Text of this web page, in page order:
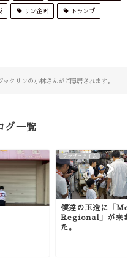
リン企画 トランプ
ックリンの小林さんがご隠居されます。
グ一覧
ブラザータイム
僕達の玉造に「
Regional」が来ま
た。